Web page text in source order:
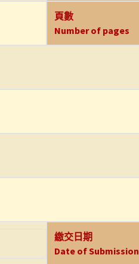
頁數
Number of pages
繳交日期
Date of Submission